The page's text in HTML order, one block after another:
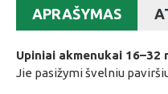
APRAŠYMAS
Upiniai akmenukai 16–32
Jie pasižymi švelniu